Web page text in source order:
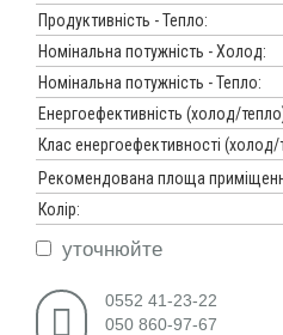
Продуктивність - Тепло:
Номінальна потужність - Холод:
Номінальна потужність - Тепло:
Енергоефективність (холод/
Клас енергоефективності (холод/
Рекомендована площа
Колір:
уточнюйте
0552 41-23-22
050 860-97-67